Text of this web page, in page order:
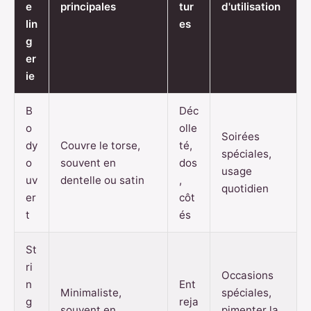
e
lin
g
er
ie
principales
tur
es
d'utilisation
B
o
dy
o
uv
er
t
Couvre le torse,
souvent en
dentelle ou satin
Déc
olle
té,
dos
,
côt
és
Soirées
spéciales,
usage
quotidien
St
ri
n
g
Minimaliste,
Ent
reja
Occasions
spéciales,